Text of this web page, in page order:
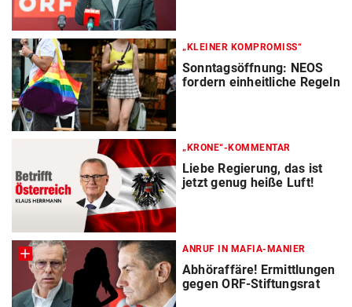
„KLEINER KOMPROMISS“
Sonntagsöffnung: NEOS
fordern einheitliche Regeln
„KRONE“-KOMMENTAR
Liebe Regierung, das ist
jetzt genug heiße Luft!
ANRUF IN MAFIA-MANIER
Abhöraffäre! Ermittlungen
gegen ORF-Stiftungsrat